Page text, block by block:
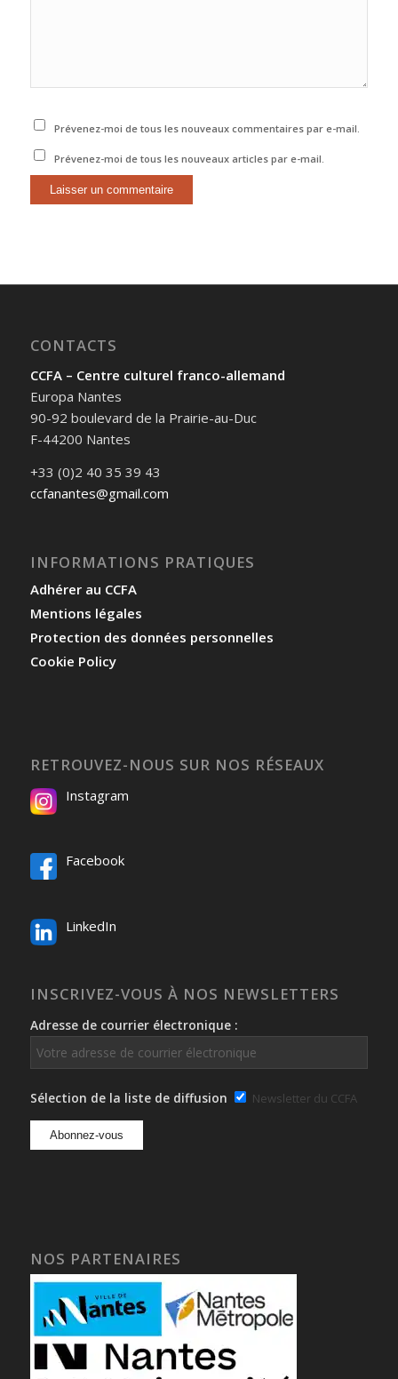
Prévenez-moi de tous les nouveaux commentaires par e-mail.
Prévenez-moi de tous les nouveaux articles par e-mail.
CONTACTS
CCFA – Centre culturel franco-allemand
Europa Nantes
90-92 boulevard de la Prairie-au-Duc
F-44200 Nantes
+33 (0)2 40 35 39 43
ccfanantes@gmail.com
INFORMATIONS PRATIQUES
Adhérer au CCFA
Mentions légales
Protection des données personnelles
Cookie Policy
RETROUVEZ-NOUS SUR NOS RÉSEAUX
Instagram
Facebook
LinkedIn
INSCRIVEZ-VOUS À NOS NEWSLETTERS
Adresse de courrier électronique :
Sélection de la liste de diffusion Newsletter du CCFA
NOS PARTENAIRES